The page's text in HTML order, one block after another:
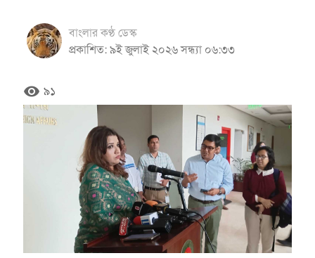
বাংলার কণ্ঠ ডেস্ক
প্রকাশিত: ৯ই জুলাই ২০২৬ সন্ধ্যা ০৬:৩৩
remove_red_eye ৯১